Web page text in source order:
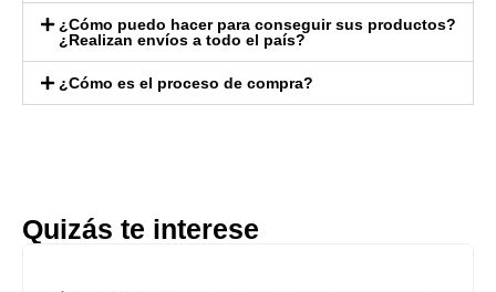
¿Cómo puedo hacer para conseguir sus productos?
¿Realizan envíos a todo el país?
¿Cómo es el proceso de compra?
Quizás te interese